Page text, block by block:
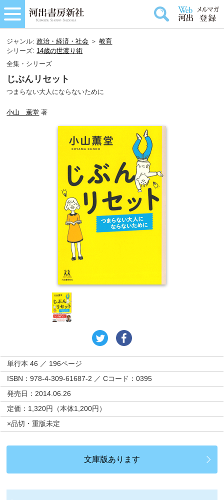
ジャンル:政治・経済・社会 ＞教育
シリーズ: 14歳の世渡り術
全集・シリーズ
じぶんリセット
つまらない大人にならないために
小山 薫堂 著
単行本 46 ／ 196ページ
ISBN：978-4-309-61687-2 ／ Cコード：0395
発売日：2014.06.26
定価：1,320円（本体1,200円）
×品切・重版未定
文庫版あります